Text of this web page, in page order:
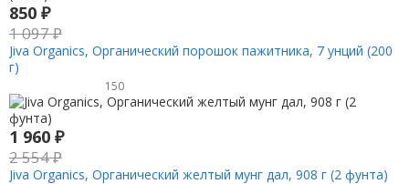
850 ₽
1 097₽
Jiva Organics, Органический порошок пажитника, 7 унций (200
г)
150
1 960 ₽
2 554₽
Jiva Organics, Органический желтый мунг дал, 908 г (2 фунта)